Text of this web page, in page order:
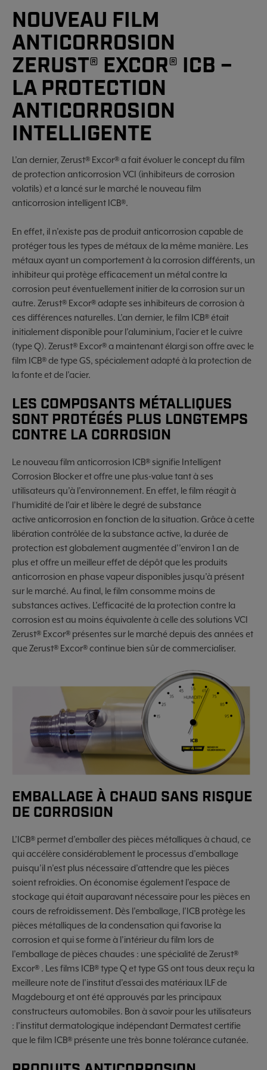
NOUVEAU FILM
ANTICORROSION
ZERUST® EXCOR® ICB –
LA PROTECTION
ANTICORROSION
INTELLIGENTE
L’an dernier, Zerust® Excor® a fait évoluer le concept du film
de protection anticorrosion VCI (inhibiteurs de corrosion
volatils) et a lancé sur le marché le nouveau film
anticorrosion intelligent ICB®.
En effet, il n’existe pas de produit anticorrosion capable de
protéger tous les types de métaux de la même manière. Les
métaux ayant un comportement à la corrosion différents, un
inhibiteur qui protège efficacement un métal contre la
corrosion peut éventuellement initier de la corrosion sur un
autre. Zerust® Excor® adapte ses inhibiteurs de corrosion à
ces différences naturelles. L’an dernier, le film ICB® était
initialement disponible pour l’aluminium, l’acier et le cuivre
(type Q). Zerust® Excor® a maintenant élargi son offre avec le
film ICB® de type GS, spécialement adapté à la protection de
la fonte et de l’acier.
LES COMPOSANTS MÉTALLIQUES
SONT PROTÉGÉS PLUS LONGTEMPS
CONTRE LA CORROSION
Le nouveau film anticorrosion ICB® signifie Intelligent
Corrosion Blocker et offre une plus-value tant à ses
utilisateurs qu’à l’environnement. En effet, le film réagit à
l’humidité de l’air et libère le degré de substance
active anticorrosion en fonction de la situation. Grâce à cette
libération contrôlée de la substance active, la durée de
protection est globalement augmentée d’’environ 1 an de
plus et offre un meilleur effet de dépôt que les produits
anticorrosion en phase vapeur disponibles jusqu’à présent
sur le marché. Au final, le film consomme moins de
substances actives. L’efficacité de la protection contre la
corrosion est au moins équivalente à celle des solutions VCI
Zerust® Excor® présentes sur le marché depuis des années et
que Zerust® Excor® continue bien sûr de commercialiser.
EMBALLAGE À CHAUD SANS RISQUE
DE CORROSION
L’ICB® permet d’emballer des pièces métalliques à chaud, ce
qui accélère considérablement le processus d’emballage
puisqu’il n’est plus nécessaire d’attendre que les pièces
soient refroidies. On économise également l’espace de
stockage qui était auparavant nécessaire pour les pièces en
cours de refroidissement. Dès l’emballage, l’ICB protège les
pièces métalliques de la condensation qui favorise la
corrosion et qui se forme à l’intérieur du film lors de
l’emballage de pièces chaudes : une spécialité de Zerust®
Excor® . Les films ICB® type Q et type GS ont tous deux reçu la
meilleure note de l’institut d’essai des matériaux ILF de
Magdebourg et ont été approuvés par les principaux
constructeurs automobiles. Bon à savoir pour les utilisateurs
: l’institut dermatologique indépendant Dermatest certifie
que le film ICB® présente une très bonne tolérance cutanée.